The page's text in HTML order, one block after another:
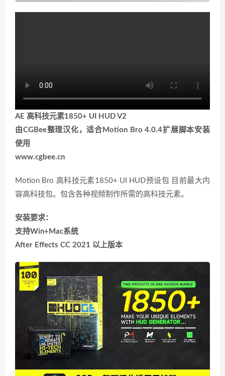
AE 高科技元素1850+ UI HUD V2
由CGBee整理汉化，适合Motion Bro 4.0.4扩展脚本安装
使用
www.cgbee.cn
Motion Bro 高科技元素1850+ UI HUD预设包 目前最大内
容高科技包。包含各种视频制作所需的高科技元素。
安装要求：
支持Win+Mac系统
After Effects CC 2021 以上版本